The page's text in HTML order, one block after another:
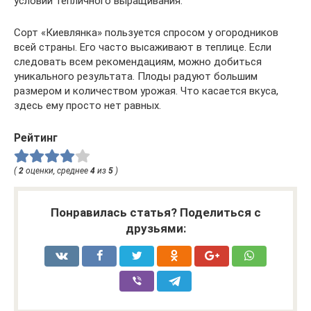
Сорт «Киевлянка» пользуется спросом у огородников
всей страны. Его часто высаживают в теплице. Если
следовать всем рекомендациям, можно добиться
уникального результата. Плоды радуют большим
размером и количеством урожая. Что касается вкуса,
здесь ему просто нет равных.
Рейтинг
(2 оценки, среднее 4 из 5 )
Понравилась статья? Поделиться с
друзьями: